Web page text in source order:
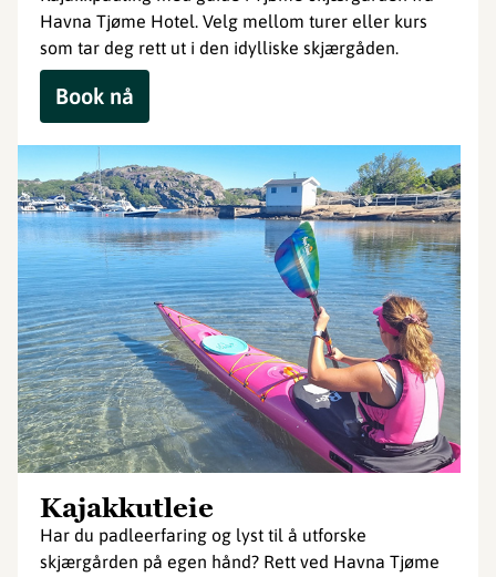
Havna Tjøme Hotel. Velg mellom turer eller kurs
som tar deg rett ut i den idylliske skjærgåden.
Book nå
Kajakkutleie
Har du padleerfaring og lyst til å utforske
skjærgården på egen hånd? Rett ved Havna Tjøme